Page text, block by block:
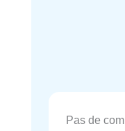
Pas de